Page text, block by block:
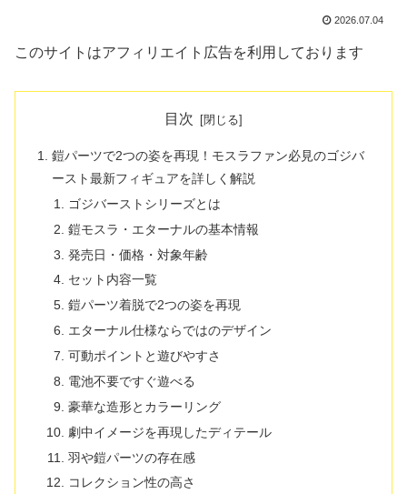
2026.07.04
このサイトはアフィリエイト広告を利用しております
目次
鎧パーツで2つの姿を再現！モスラファン必見のゴジバ
ースト最新フィギュアを詳しく解説
ゴジバーストシリーズとは
鎧モスラ・エターナルの基本情報
発売日・価格・対象年齢
セット内容一覧
鎧パーツ着脱で2つの姿を再現
エターナル仕様ならではのデザイン
可動ポイントと遊びやすさ
電池不要ですぐ遊べる
豪華な造形とカラーリング
劇中イメージを再現したディテール
羽や鎧パーツの存在感
コレクション性の高さ